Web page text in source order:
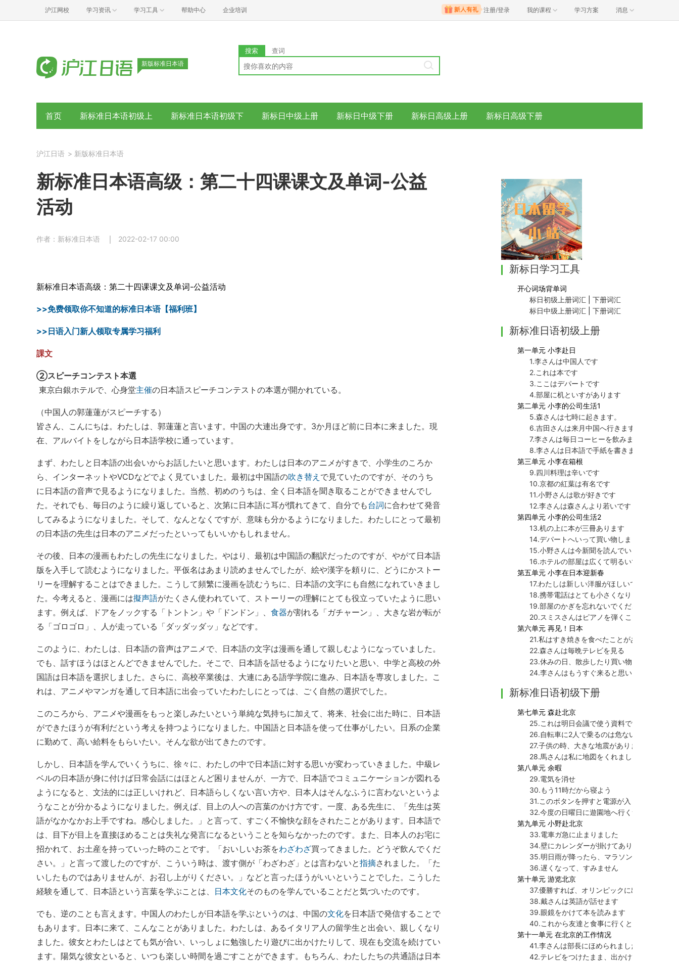
沪江网校 学习资讯 学习工具 帮助中心 企业培训 注册/登录 我的课程 学习方案 消息
新版标准日本语
搜索 查词
首页 新标准日本语初级上 新标准日本语初级下 新标日中级上册 新标日中级下册 新标日高级上册 新标日高级下册
沪江日语 > 新版标准日本语
新标准日本语高级：第二十四课课文及单词-公益
活动
作者：新标准日本语 2022-02-17 00:00
新标准日本语高级： 第二十四课课文及单词-公益活动
>>免费领取你不知道的标准日本语【福利班】
>>日语入门新人领取专属学习福利
課文
②スピーチコンテスト本選
東京白銀ホテルで、心身堂主催の日本語スピーチコンテストの本選が開かれている。
（中国人の郭蓮蓮がスピーチする）
皆さん、こんにちは。わたしは、郭蓮蓮と言います。中国の大連出身です。3か月ほど前に日本に来ました。現
在、アルバイトをしながら日本語学校に通っています。
まず、わたしと日本語の出会いからお話したいと思います。わたしは日本のアニメがすきで、小学生のころか
ら、インターネットやVCDなどでよく見ていました。最初は中国語の吹き替え で見ていたのですが、そのうち
に日本語の音声で見るようになりました。当然、初めのうちは、全く日本語を聞き取ることができませんでし
た。それでも、毎日のように繰り返していると、次第に日本語に耳が慣れてきて、自分でも台詞に合わせて発音
してみるようになりました。そして、なんとなくですが、意味も分かるようになりました。わたしにとって最初
の日本語の先生は日本のアニメだったといってもいいかもしれません。
その後、日本の漫画もわたしの先生になりました。やはり、最初は中国語の翻訳だったのですが、やがて日本語
版を入手して読むようになりました。平仮名はあまり読めませんでしたが、絵や漢字を頼りに、どうにかストー
リーを理解することはできました。こうして頻繁に漫画を読むうちに、日本語の文字にも自然になれていきまし
た。今考えると、漫画には擬声語がたくさん使われていて、ストーリーの理解にとても役立っていたように思い
ます。例えば、ドアをノックする「トントン」や「ドンドン」、 食器が割れる「ガチャーン」、大きな岩が転が
る「ゴロゴロ」、人が走っている「ダッダッダッ」などです。
このように、わたしは、日本語の音声はアニメで、日本語の文字は漫画を通して親しむようになっていました。
でも、話すほうはほとんどできませんでした。そこで、日本語を話せるようになりたいと思い、中学と高校の外
国語は日本語を選択しました。さらに、高校卒業後は、大連にある語学学院に進み、日本語を専攻しました。こ
れは、アニメやマンガを通して日本語に出会っていたわたしにとっては、ごく自然の選択でした。
このころから、アニメや漫画をもっと楽しみたいという単純な気持ちに加えて、将来、社会に出た時に、日本語
ができたほうが有利だという考えを持つようになりました。中国語と日本語を使って仕事がしたい。日系の企業
に勤めて、高い給料をもらいたい。そんな欲が出てきたのです。
しかし、日本語を学んでいくうちに、徐々に、わたしの中で日本語に対する思いが変わっていきました。中級レ
ベルの日本語が身に付けば日常会話にはほとんど困りませんが、一方で、日本語でコミュニケーションが図れる
ようになると、文法的には正しいけれど、日本語らしくない言い方や、日本人はそんなふうに言わないというよ
うなことが分かるようになりました。例えば、目上の人への言葉のかけ方です。一度、ある先生に、「先生は英
語がなかなかお上手ですね。感心しました。」と言って、すごく 不愉快な顔をされたことがあります。日本語で
は、目下が目上を直接ほめることは失礼な発言になるということを知らなかったのです。また、日本人のお宅に
招かれて、お土産を持っていった時のことです。「おいしいお茶をわざわざ買ってきました。どうぞ飲んでくだ
さい。」と言って渡したのですが、こういう時は、渡す側が「わざわざ」とは言わないと指摘されました。「た
いしたものではありませんが、お召し上がりください。」などと言ったほうがいいということでした。こうした
経験を通して、日本語という言葉を学ぶことは、 日本文化そのものを学んでいることだと気づいたのです。
でも、逆のことも言えます。中国人のわたしが日本語を学ぶというのは、中国の文化を日本語で発信することで
もあります。日本に来て、こんなことがありました。わたしは、あるイタリア人の留学生と出会い、親しくなり
ました。彼女とわたしはとても気が合い、いっしょに勉強したり遊びに出かけたりして、現在も交流を続けてい
ます。陽気な彼女といると、いつも楽しい時間を過ごすことができます。もちろん、わたしたちの共通語は日本
新标日学习工具
开心词场背单词
标日初级上册词汇
下册词汇
标日中级上册词汇
下册词汇
新标准日语初级上册
第一单元 小李赴日
1.李さんは中国人です
2.これは本です
3.ここはデパートです
4.部屋に机といすがあります
第二单元 小李的公司生活1
5.森さんは七時に起きます。
6.吉田さんは来月中国へ行きます。
7.李さんは毎日コーヒーを飲みます
8.李さんは日本語で手紙を書きます
第三单元 小李在箱根
9.四川料理は辛いです
10.京都の紅葉は有名です
11.小野さんは歌が好きです
12.李さんは森さんより若いです
第四单元 小李的公司生活2
13.机の上に本が三冊あります
14.デパートへいって買い物しました
15.小野さんは今新聞を読んでいます
16.ホテルの部屋は広くて明るいです
第五单元 小李在日本迎新春
17.わたしは新しい洋服がほしいです
18.携帯電話はとても小さくなりました
19.部屋のかぎを忘れないでください
20.スミスさんはピアノを弾くことができます
第六单元 再见！日本
21.私はすき焼きを食べたことがあります
22.森さんは毎晩テレビを見る
23.休みの日、散歩したり買い物に行ったりし
24.李さんはもうすぐ来ると思います
新标准日语初级下册
第七单元 森赴北京
25.これは明日会議で使う資料です
26.自転車に2人で乗るのは危ないです
27.子供の時、大きな地震がありました
28.馬さんは私に地図をくれました
第八单元 余暇
29.電気を消せ
30.もう11時だから寝よう
31.このボタンを押すと電源が入ります
32.今度の日曜日に遊園地へ行くつもりです
第九单元 小野赴北京
33.電車ガ急に止まりました
34.壁にカレンダーが掛けてあります
35.明日雨が降ったら、マラソン大会は中止で
36.遅くなって、すみません
第十单元 游览北京
37.優勝すれば、オリンピックに出場すること
38.戴さんは英語が話せます
39.眼鏡をかけて本を読みます
40.これから友達と食事に行くところです
第十一单元 在北京的工作情况
41.李さんは部長にほめられました
42.テレビをつけたまま、出かけてしまいまし